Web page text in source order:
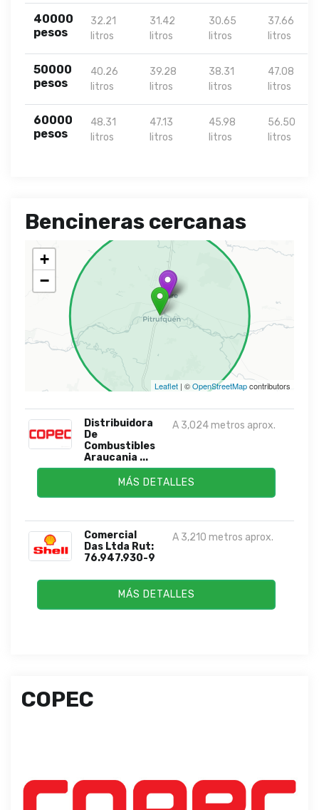
40000
pesos
32.21
litros
31.42
litros
30.65
litros
37.66
litros
50000
pesos
40.26
litros
39.28
litros
38.31
litros
47.08
litros
60000
pesos
48.31
litros
47.13
litros
45.98
litros
56.50
litros
Bencineras cercanas
+
−
Leaflet | ©OpenStreetMapcontributors
Distribuidora
De
Combustibles
Araucania ...
A 3,024 metros aprox.
MÁS DETALLES
Comercial
Das Ltda Rut:
76.947.930-9
A 3,210 metros aprox.
MÁS DETALLES
COPEC